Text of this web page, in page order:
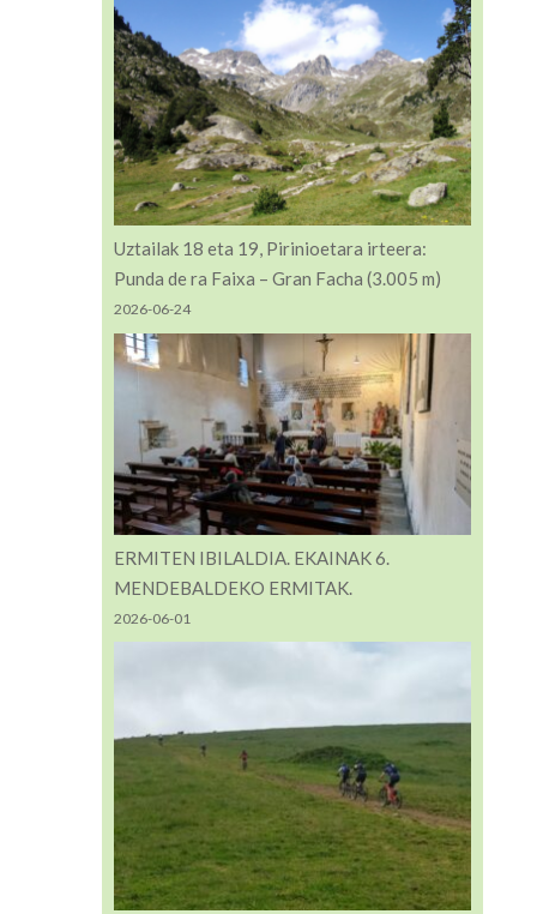
Uztailak 18 eta 19, Pirinioetara irteera:
Punda de ra Faixa – Gran Facha (3.005 m)
2026-06-24
ERMITEN IBILALDIA. EKAINAK 6.
MENDEBALDEKO ERMITAK.
2026-06-01